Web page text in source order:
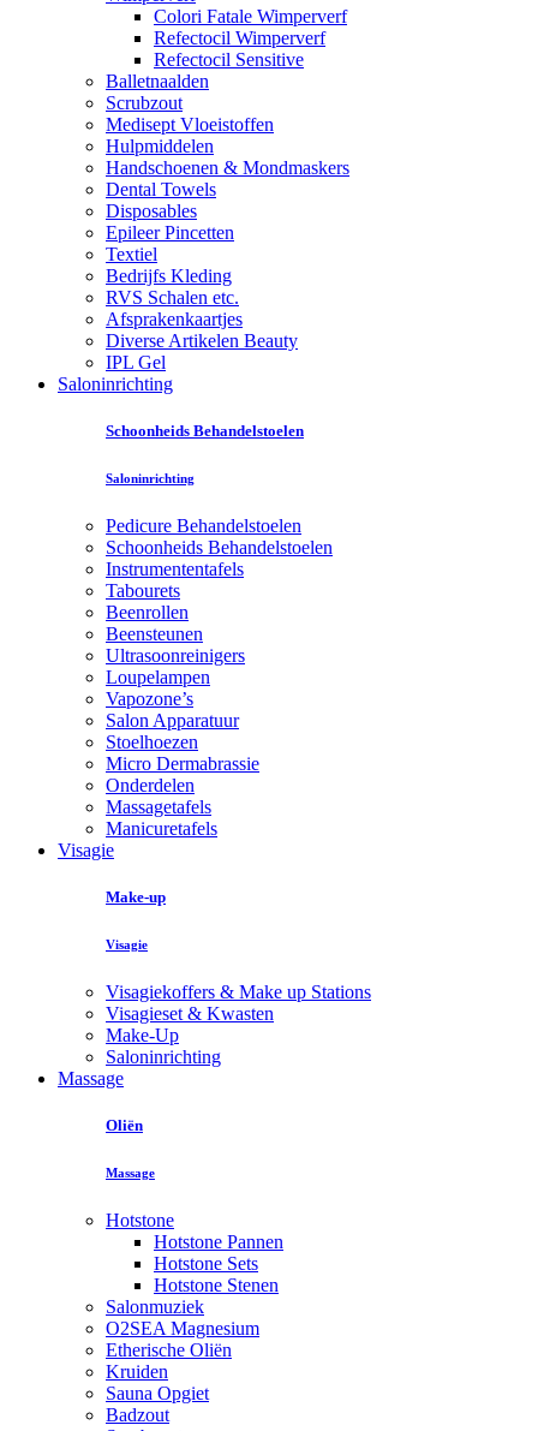
Colori Fatale Wimperverf
Refectocil Wimperverf
Refectocil Sensitive
Balletnaalden
Scrubzout
Medisept Vloeistoffen
Hulpmiddelen
Handschoenen & Mondmaskers
Dental Towels
Disposables
Epileer Pincetten
Textiel
Bedrijfs Kleding
RVS Schalen etc.
Afsprakenkaartjes
Diverse Artikelen Beauty
IPL Gel
Saloninrichting
Schoonheids Behandelstoelen
Saloninrichting
Pedicure Behandelstoelen
Schoonheids Behandelstoelen
Instrumententafels
Tabourets
Beenrollen
Beensteunen
Ultrasoonreinigers
Loupelampen
Vapozone’s
Salon Apparatuur
Stoelhoezen
Micro Dermabrassie
Onderdelen
Massagetafels
Manicuretafels
Visagie
Make-up
Visagie
Visagiekoffers & Make up Stations
Visagieset & Kwasten
Make-Up
Saloninrichting
Massage
Oliën
Massage
Hotstone
Hotstone Pannen
Hotstone Sets
Hotstone Stenen
Salonmuziek
O2SEA Magnesium
Etherische Oliën
Kruiden
Sauna Opgiet
Badzout